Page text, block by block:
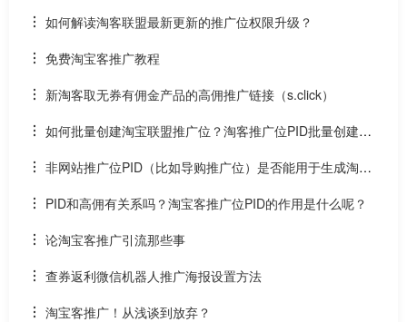
如何解读淘客联盟最新更新的推广位权限升级？
免费淘宝客推广教程
新淘客取无券有佣金产品的高佣推广链接（s.click）
如何批量创建淘宝联盟推广位？淘客推广位PID批量创建软
件下载
非网站推广位PID（比如导购推广位）是否能用于生成淘宝
客二合一链接？
PID和高佣有关系吗？淘宝客推广位PID的作用是什么呢？
论淘宝客推广引流那些事
查券返利微信机器人推广海报设置方法
淘宝客推广！从浅谈到放弃？